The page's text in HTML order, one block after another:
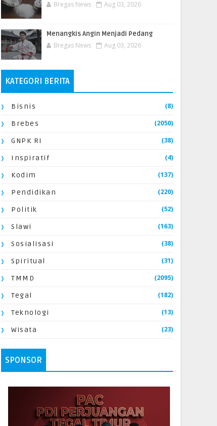
Bregas News Aug 03, 2026
Menangkis Angin Menjadi Pedang
Bregas News Aug 03, 2026
KATEGORI BERITA
Bisnis (8)
Brebes (2050)
GNPK RI (38)
Inspiratif (4)
Kodim (137)
Pendidikan (220)
Politik (52)
Slawi (163)
Sosialisasi (38)
Spiritual (31)
TMMD (2095)
Tegal (182)
Teknologi (13)
Wisata (23)
SPONSOR